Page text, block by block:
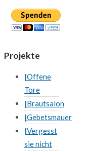
Projekte
Offene
Tore
Brautsalon
Gebetsmauer
Vergesst
sie nicht